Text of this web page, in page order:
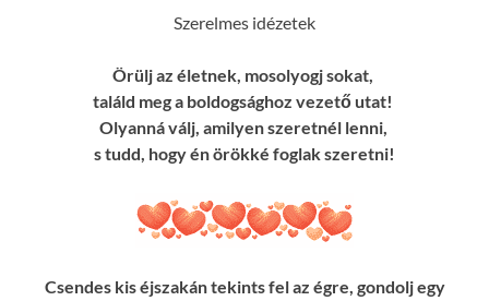
Szerelmes idézetek
Örülj az életnek, mosolyogj sokat,
találd meg a boldogsághoz vezető utat!
Olyanná válj, amilyen szeretnél lenni,
s tudd, hogy én örökké foglak szeretni!
Csendes kis éjszakán tekints fel az égre, gondolj egy